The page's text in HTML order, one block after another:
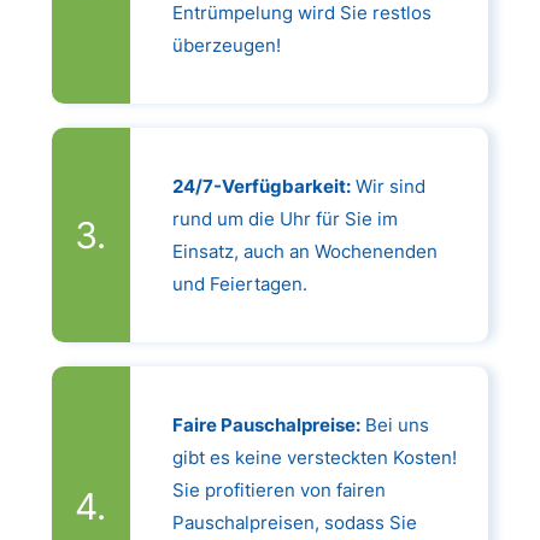
Entrümpelung wird Sie restlos
überzeugen!
24/7-Verfügbarkeit:Wir sind
rund um die Uhr für Sie im
Einsatz, auch an Wochenenden
und Feiertagen.
Faire Pauschalpreise:Bei uns
gibt es keine versteckten Kosten!
Sie profitieren von fairen
Pauschalpreisen, sodass Sie